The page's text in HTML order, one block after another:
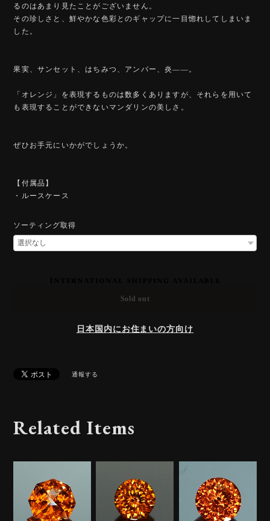
るのはあまり見たことがございません。
その珍しさと、鮮やかな色彩とのギャップに一目惚れしてしまいま
した。
果実、サンセット、はちみつ、アンバー、炎――。
「オレンジ」を表現するものは数多くありますが、それらを用いて
も表現することができないマンダリンの美しさ。
ぜひお手元にいかがでしょうか。
【付属品】
・ルースケース
ソーティング取得
Sold out
日本国内にお住まいの方向け
通報する
Related Items